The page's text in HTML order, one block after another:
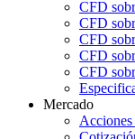
CFD
CFD
CFD
CFD
CFD
Mercado